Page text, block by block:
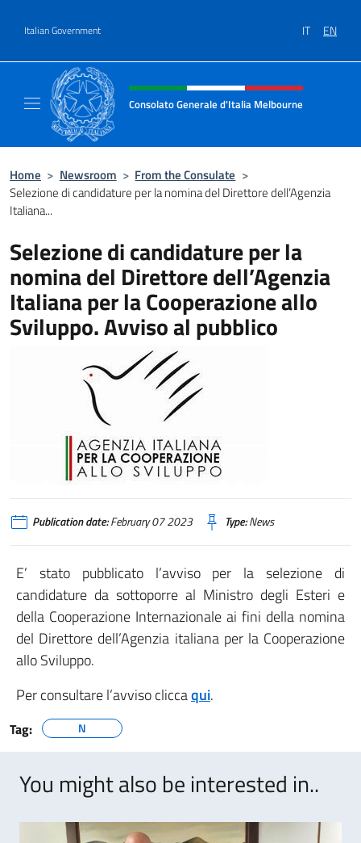
Italian Government IT EN
Header, social and menu of site
Consolato Generale d'Italia Melbourne
Home > Newsroom > From the Consulate >
Selezione di candidature per la nomina del Direttore dell’Agenzia
Italiana...
Selezione di candidature per la
nomina del Direttore dell’Agenzia
Italiana per la Cooperazione allo
Sviluppo. Avviso al pubblico
Publication date:February 07 2023 Type:News
E’ stato pubblicato l’avviso per la selezione di
candidature da sottoporre al Ministro degli Esteri e
della Cooperazione Internazionale ai fini della nomina
del Direttore dell’Agenzia italiana per la Cooperazione
allo Sviluppo.
Per consultare l’avviso cliccaqui.
Tag: N
You might also be interested in..